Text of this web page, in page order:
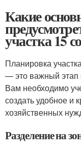
Какие
участка 15
Планировка
— это важный этап
Вам необходимо
создать удобное и
хозяйственных
Разделение на